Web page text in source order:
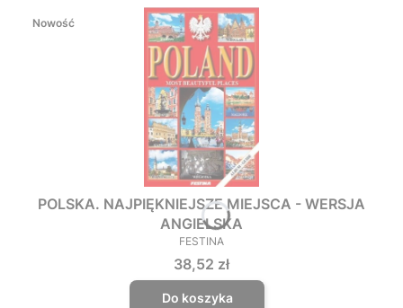
Nowość
POLSKA. NAJPIĘKNIEJSZE MIEJSCA - WERSJA
ANGIELSKA
PRODUCENT
FESTINA
Cena
38,52 zł
Do koszyka